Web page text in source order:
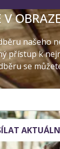
našeho
přístup k
se